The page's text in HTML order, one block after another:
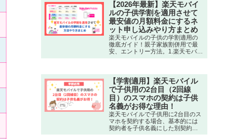
【2026年最新】楽天モバイ
ルの子供学割を適用させて
最安値の月額料金にするネ
ット申し込みやり方まとめ
楽天モバイルの子供の学割適用の
徹底ガイド！親子家族割併用で最
安、エントリー方法。1.楽天モバイ
ルの子供割引適用専用申込みペー
割のバナーがでてくるのでタップ
またはクリックします。詳細＞＞
【学割適用】楽天モバイル
で子供用の2台目（2回線
目）のスマホの契約は子供
名義がお得な理由！
楽天モバイルで子供用に2台目のス
マホを契約する場合、基本的には
契約者を子供名義にした別契約が
お得です。 楽天モバイル